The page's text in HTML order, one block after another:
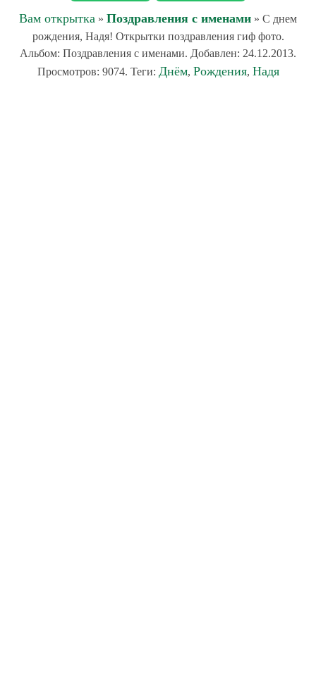
Вам открытка » Поздравления с именами » С днем
рождения, Надя! Открытки поздравления гиф фото.
Альбом: Поздравления с именами. Добавлен: 24.12.2013.
Просмотров: 9074. Теги: Днём, Рождения, Надя